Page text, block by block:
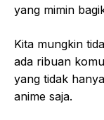
yang mimin
Kita mungkin
ada ribuan
yang tidak
anime saja.